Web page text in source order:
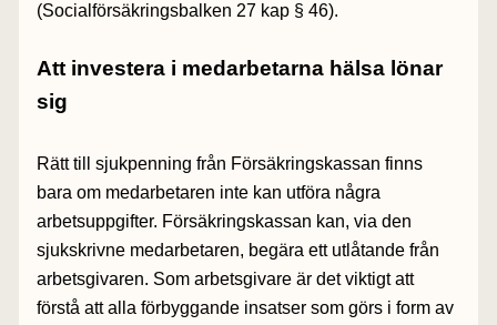
(Socialförsäkringsbalken 27 kap § 46).
Att investera i medarbetarna hälsa lönar
sig
Rätt till sjukpenning från Försäkringskassan finns
bara om medarbetaren inte kan utföra några
arbetsuppgifter. Försäkringskassan kan, via den
sjukskrivne medarbetaren, begära ett utlåtande från
arbetsgivaren. Som arbetsgivare är det viktigt att
förstå att alla förbyggande insatser som görs i form av